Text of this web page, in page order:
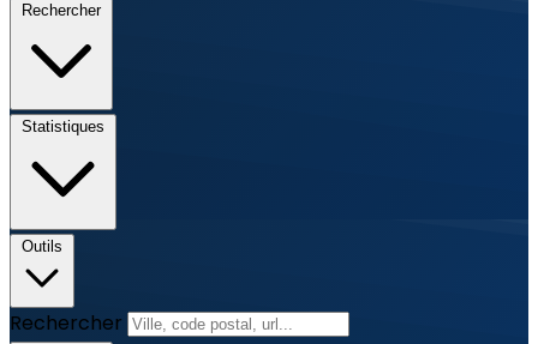
Rechercher
Statistiques
Outils
Rechercher